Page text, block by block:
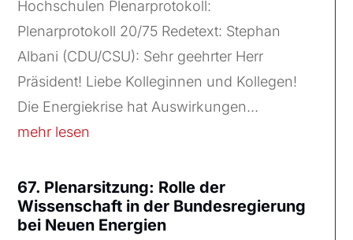
Hochschulen Plenarprotokoll:
Plenarprotokoll 20/75 Redetext: Stephan
Albani (CDU/CSU): Sehr geehrter Herr
Präsident! Liebe Kolleginnen und Kollegen!
Die Energiekrise hat Auswirkungen...
mehr lesen
67. Plenarsitzung: Rolle der
Wissenschaft in der Bundesregierung
bei Neuen Energien